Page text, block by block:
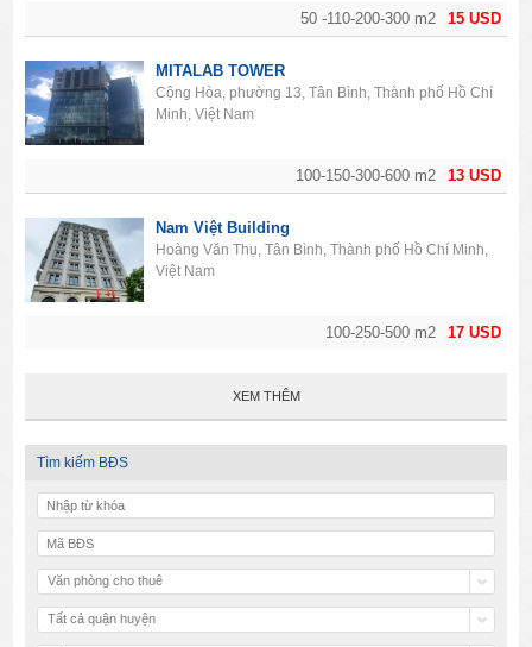
15 USD
50 -110-200-300 m2
13 USD
100-150-300-600 m2
MITALAB TOWER
Cộng Hòa, phường 13, Tân Bình, Thành phố Hồ Chí
Minh, Việt Nam
17 USD
100-250-500 m2
Nam Việt Building
Hoàng Văn Thụ, Tân Bình, Thành phố Hồ Chí Minh,
Việt Nam
XEM THÊM
Tìm kiếm BĐS
Văn phòng cho thuê
Tất cả quận huyện